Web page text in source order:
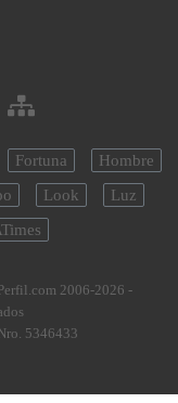
Fortuna
Hombre
Look
Luz
2006-2026 -
5346433